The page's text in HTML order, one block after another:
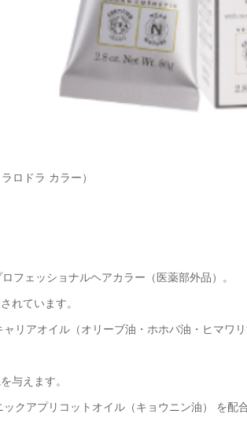
ロドラ カラー）
フェッショナルヘアカラー（医薬部外品）。
れています。
リアオイル（オリーブ油・ホホバ油・ヒマワ
与えます。
クアプリコットオイル（キョウニン油） を配